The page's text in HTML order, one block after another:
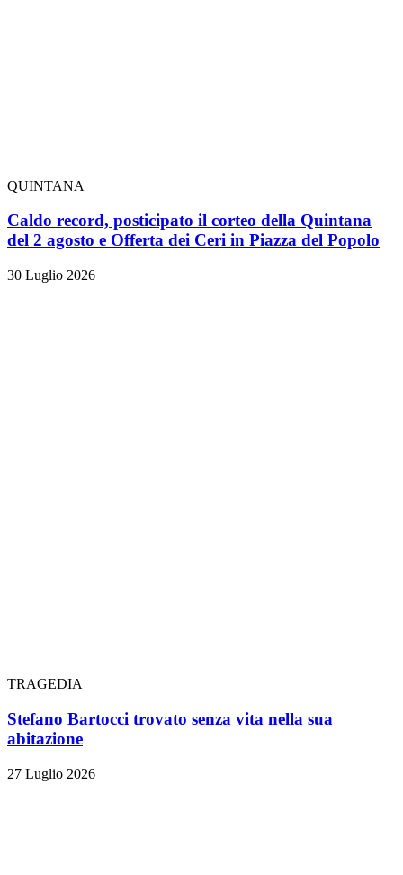
QUINTANA
Caldo record, posticipato il corteo della Quintana
del 2 agosto e Offerta dei Ceri in Piazza del Popolo
30 Luglio 2026
TRAGEDIA
Stefano Bartocci trovato senza vita nella sua
abitazione
27 Luglio 2026